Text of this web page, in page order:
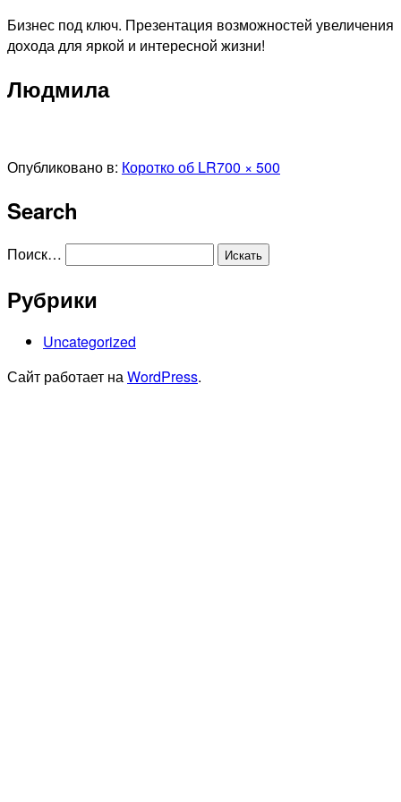
Перейти
к
Бизнес под ключ. Презентация возможностей увеличения
дохода для яркой и интересной жизни!
Людмила
Опубликовано в: Коротко об LRПолный
700 × 500
Search
Поиск…
Рубрики
Uncategorized
Сайт работает наWordPress.